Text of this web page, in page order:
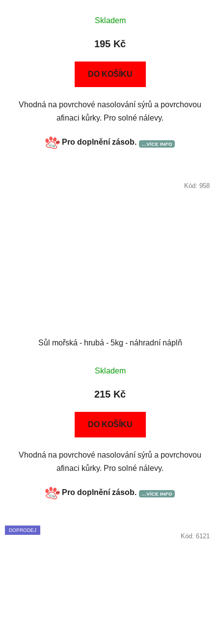
Skladem
195 Kč
DO KOŠÍKU
Vhodná na povrchové nasolování sýrů a povrchovou
afinaci kůrky. Pro solné nálevy.
Pro doplnění zásob.
Sůl mořská - hrubá - 5kg - náhradní náplň
Skladem
215 Kč
DO KOŠÍKU
Vhodná na povrchové nasolování sýrů a povrchovou
afinaci kůrky. Pro solné nálevy.
Pro doplnění zásob.
Kód: 958
DOPRODEJ
Kód: 6121